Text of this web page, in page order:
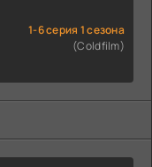
1-6 серия 1 сезона
(Coldfilm)